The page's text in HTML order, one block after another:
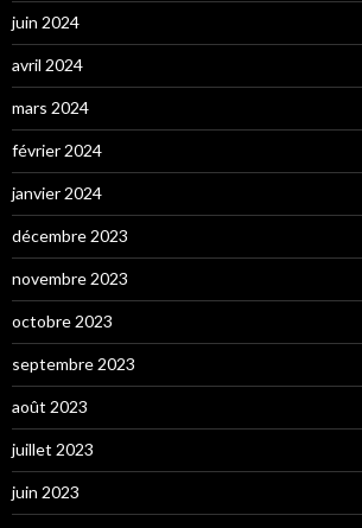
juin 2024
avril 2024
mars 2024
février 2024
janvier 2024
décembre 2023
novembre 2023
octobre 2023
septembre 2023
août 2023
juillet 2023
juin 2023